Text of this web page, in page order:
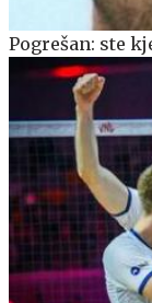
Pogrešan: ste